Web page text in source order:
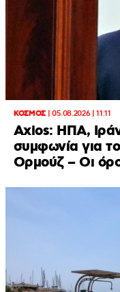
ΚΟΣΜΟΣ| 05.08.2026 | 11:11
Axios: ΗΠΑ,
συμφωνία για
Ορμούζ – Οι